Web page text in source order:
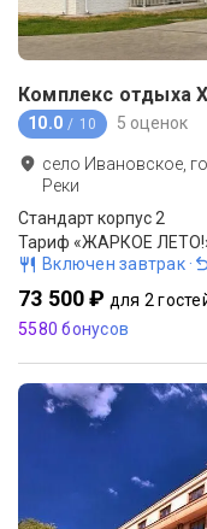
Комплекс отдыха
10.0 / 10 5 оценок
село Ивановское,
Реки
Стандарт корпус 2
Тариф «ЖАРКОЕ
Включен завтрак·
73 500 ₽ для 2
5580 бонусов